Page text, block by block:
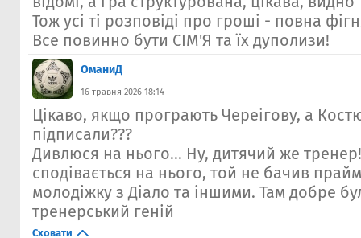
Тож усі ті розповіді про гроші - повна
Все повинно бути СІМ'Я та їх дуполизи!
ОманиД
16 травня 2026 18:14
Цікаво, якщо програють Череігову, а
підписали???
Дивлюся на нього... Ну, дитячий же
сподівається на нього, той не бачив
молодіжку з Діало та іншими. Там добре
тренерський геній
Сховати